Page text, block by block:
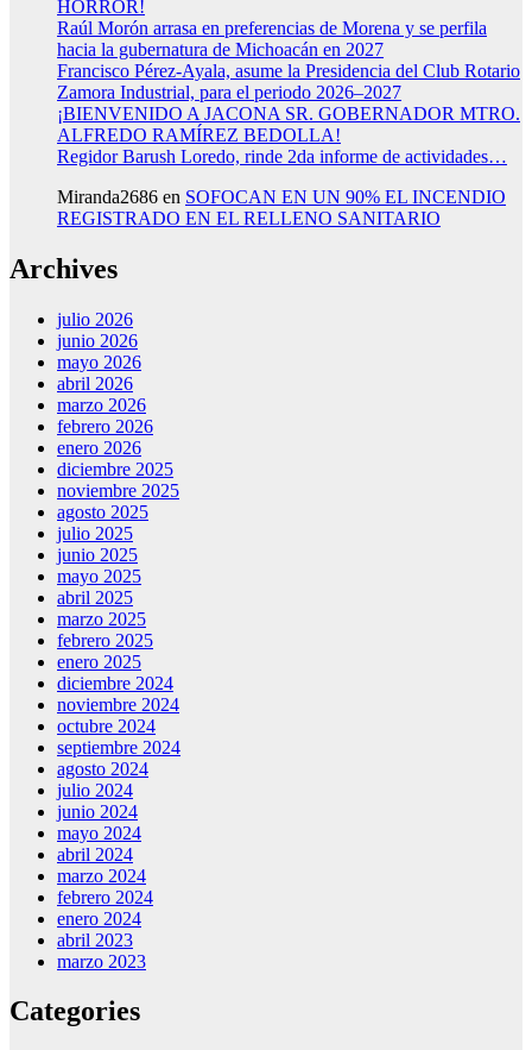
HORROR!
Raúl Morón arrasa en preferencias de Morena y se perfila
hacia la gubernatura de Michoacán en 2027
Francisco Pérez-Ayala, asume la Presidencia del Club Rotario
Zamora Industrial, para el periodo 2026–2027
¡BIENVENIDO A JACONA SR. GOBERNADOR MTRO.
ALFREDO RAMÍREZ BEDOLLA!
Regidor Barush Loredo, rinde 2da informe de actividades…
Miranda2686 en SOFOCAN EN UN 90% EL INCENDIO
REGISTRADO EN EL RELLENO SANITARIO
Archives
julio 2026
junio 2026
mayo 2026
abril 2026
marzo 2026
febrero 2026
enero 2026
diciembre 2025
noviembre 2025
agosto 2025
julio 2025
junio 2025
mayo 2025
abril 2025
marzo 2025
febrero 2025
enero 2025
diciembre 2024
noviembre 2024
octubre 2024
septiembre 2024
agosto 2024
julio 2024
junio 2024
mayo 2024
abril 2024
marzo 2024
febrero 2024
enero 2024
abril 2023
marzo 2023
Categories